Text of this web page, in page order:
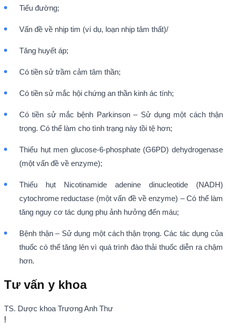
Tiểu đường;
Vấn đề về nhịp tim (ví dụ, loạn nhịp tâm thất)/
Tăng huyết áp;
Có tiền sử trầm cảm tâm thần;
Có tiền sử mắc hội chứng an thần kinh ác tính;
Có tiền sử mắc bệnh Parkinson – Sử dụng một cách thận
trọng. Có thể làm cho tình trạng này tồi tệ hơn;
Thiếu hụt men glucose-6-phosphate (G6PD) dehydrogenase
(một vấn đề về enzyme);
Thiếu hụt Nicotinamide adenine dinucleotide (NADH)
cytochrome reductase (một vấn đề về enzyme) – Có thể làm
tăng nguy cơ tác dụng phụ ảnh hưởng đến máu;
Bệnh thận – Sử dụng một cách thận trọng. Các tác dụng của
thuốc có thể tăng lên vì quá trình đào thải thuốc diễn ra chậm
hơn.
Tư vấn y khoa
TS. Dược khoa Trương Anh Thư
!